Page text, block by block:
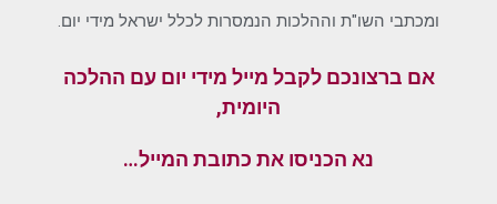
ומכתבי השו"ת וההלכות הנמסרות לכלל ישראל מידי יום.
אם ברצונכם לקבל מייל מידי יום עם ההלכה
היומית,
נא הכניסו את כתובת המייל…